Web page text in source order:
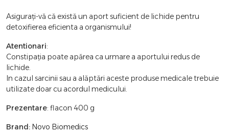
Asigurați-vă că există un aport suficient de lichide pentru
detoxifierea eficienta a organismului!
Atentionari:
Constipația poate apărea ca urmare a aportului redus de
lichide.
In cazul sarcinii sau a alăptări aceste produse medicale trebuie
utilizate doar cu acordul medicului.
Prezentare: flacon 400 g
Brand: Novo Biomedics